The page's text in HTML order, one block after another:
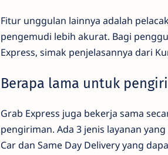
Fitur unggulan lainnya adalah
pengemudi lebih akurat. Bagi
Express, simak penjelasannya dari
Berapa lama untuk
Grab Express juga bekerja sama
pengiriman. Ada 3 jenis layanan
Car dan Same Day Delivery yang